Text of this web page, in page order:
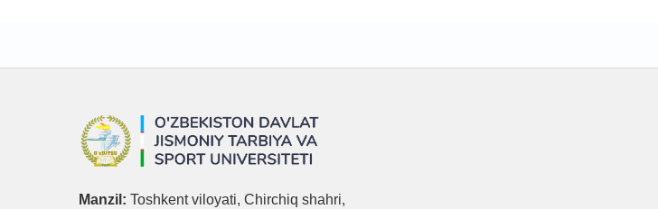
Manzil: Toshkent viloyati, Chirchiq shahri,